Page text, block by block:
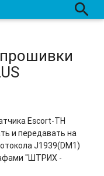
search
Escort-TH
и передавать на
J1939(DM1)
"ШТРИХ -